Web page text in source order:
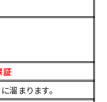
証
溜まります。